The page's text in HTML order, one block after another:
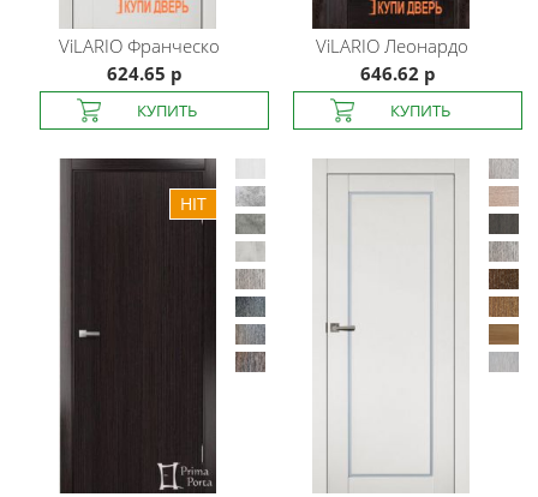
ViLARIOФранческо
624.65 р
ViLARIO Леонардо
646.62 р